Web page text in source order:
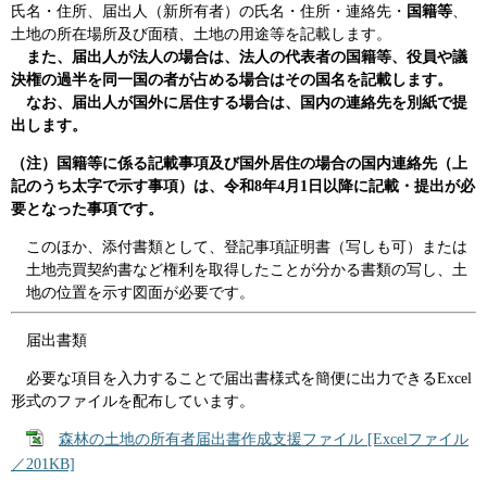
氏名・住所、届出人（新所有者）の氏名・住所・連絡先・ 国籍等
土地の所在場所及び面積、土地の用途等を記載します。
また、届出人が法人の場合は、法人の代表者の国籍等、役員や議
決権の過半を同一国の者が占める場合はその国名を記載します。
なお、届出人が国外に居住する場合は、国内の連絡先を別紙で提
出します。
（注）国籍等に係る記載事項及び国外居住の場合の国内連絡先（上
記のうち太字で示す事項）は、令和8年4月1日以降に記載・提出が必
要となった事項です。
このほか、添付書類として、登記事項証明書（写しも可）または
土地売買契約書など権利を取得したことが分かる書類の写し、土
地の位置を示す図面が必要です。
届出書類
必要な項目を入力することで届出書様式を簡便に出力できるExcel
形式のファイルを配布しています。
森林の土地の所有者届出書作成支援ファイル [Excelファイル
／201KB]